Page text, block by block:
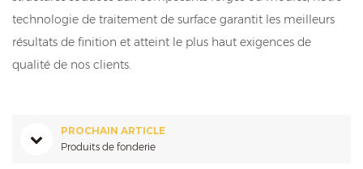
technologie de traitement de surface garantit les meilleurs
résultats de finition et atteint le plus haut exigences de
qualité de nos clients.
PROCHAIN ARTICLE
Produits de fonderie